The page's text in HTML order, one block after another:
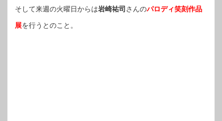
そして来週の火曜日からは岩崎祐司 さんのパロディ笑刻作品
展を行うとのこと。